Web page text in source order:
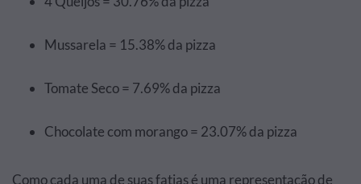
Mussarela = 15.38% da pizza
Tomate Seco = 7.69% da pizza
Chocolate com morango = 23.07% da pizza
Como cada uma de suas fatias é uma representação de